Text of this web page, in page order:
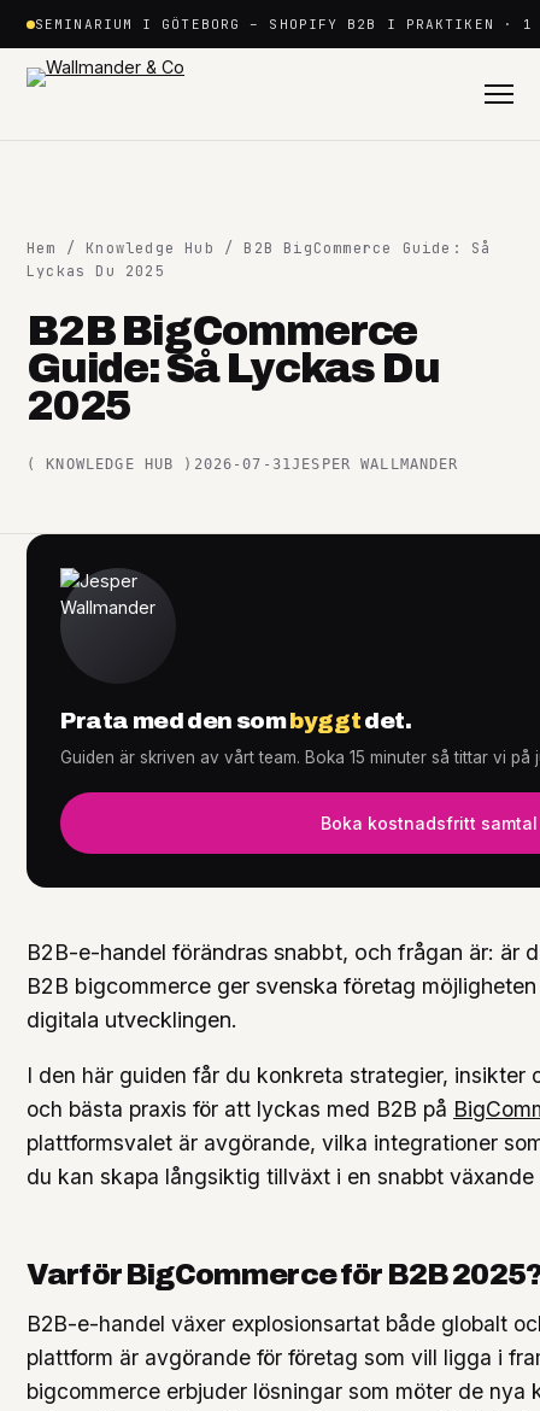
innehåll
SEMINARIUM I GÖTEBORG – SHOPIFY B2B I PRAKTIKEN · 1
Shopify +
Plattformar +
Tjänster
Knowledge Hub
Hem / Knowledge Hub
/ B2B BigCommerce Guide: Så
Lyckas Du 2025
B2B BigCommerce
Guide: Så Lyckas Du
2025
( KNOWLEDGE HUB ) 2026-07-31JESPER WALLMANDER
B2B-e-handel förändras snabbt, och frågan är: är
B2B bigcommerce ger svenska företag
digitala utvecklingen.
I den här guiden får du konkreta strategier, insikter
och bästa praxis för att lyckas med B2B på
plattformsvalet är avgörande, vilka integrationer
du kan skapa långsiktig tillväxt i en snabbt växande
Varför BigCommerce för B2B
B2B-e-handel växer explosionsartat både globalt
plattform är avgörande för företag som vill ligga i
bigcommerce erbjuder lösningar som möter de nya
Prata med den sombyggtdet.
Guiden är skriven av vårt team. Boka 15 minuter så tittar vi
Boka kostnadsfritt samtal